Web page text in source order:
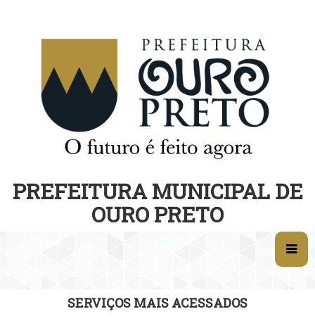
PREFEITURA MUNICIPAL DE
OURO PRETO
SERVIÇOS MAIS ACESSADOS